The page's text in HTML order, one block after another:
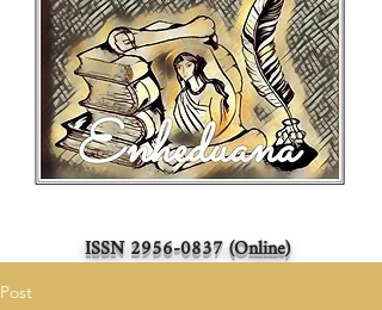
ISSN2956-0837(Online)
Post